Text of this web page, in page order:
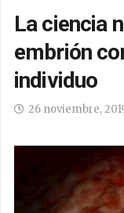
La ciencia
embrión
individuo
26 noviembre,